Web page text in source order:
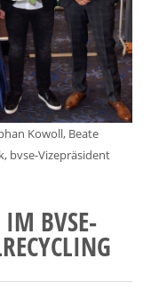
Kowoll, Beate
bvse-Vizepräsident
IM BVSE-